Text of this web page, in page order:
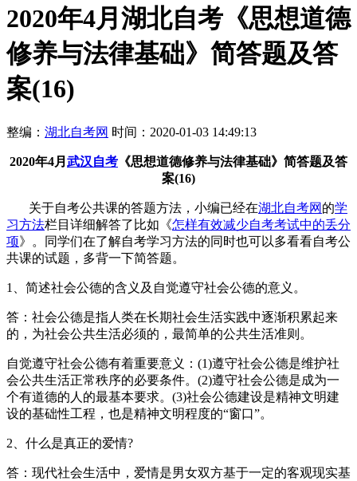
2020年4月湖北自考《思想道德
修养与法律基础》简答题及答
案(16)
整编： 湖北自考网 时间：2020-01-03 14:49:13
2020年4月 武汉自考 《思想道德修养与法律基础》简答题及答
案(16)
关于自考公共课的答题方法，小编已经在湖北自考网 的学
习方法栏目详细解答了比如《怎样有效减少自考考试中的丢分
项》。同学们在了解自考学习方法的同时也可以多看看自考公
共课的试题，多背一下简答题。
1、简述社会公德的含义及自觉遵守社会公德的意义。
答：社会公德是指人类在长期社会生活实践中逐渐积累起来
的，为社会公共生活必须的，最简单的公共生活准则。
自觉遵守社会公德有着重要意义：(1)遵守社会公德是维护社
会公共生活正常秩序的必要条件。(2)遵守社会公德是成为一
个有道德的人的最基本要求。(3)社会公德建设是精神文明建
设的基础性工程，也是精神文明程度的“窗口”。
2、什么是真正的爱情?
答：现代社会生活中，爱情是男女双方基于一定的客观现实基